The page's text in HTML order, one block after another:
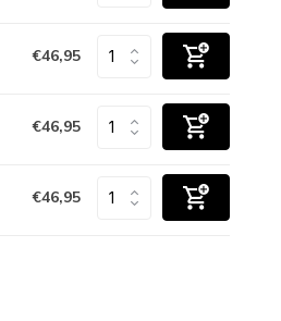
€46,95
€46,95
€46,95